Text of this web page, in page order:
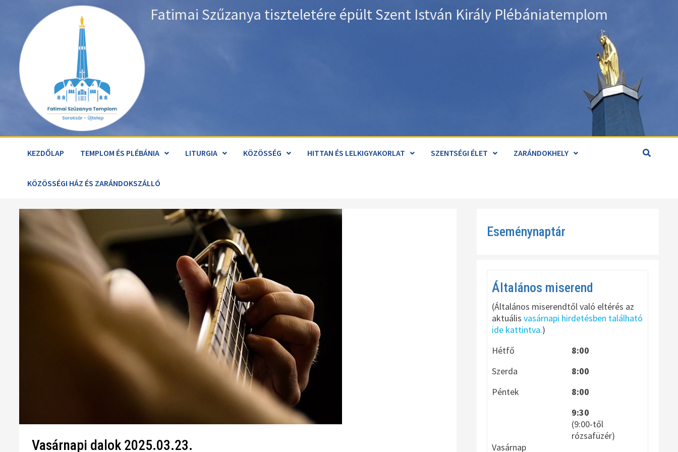
Fatimai Szűzanya tiszteletére épült Szent István Király Plébániatemplom
KEZDŐLAP TEMPLOM ÉS PLÉBÁNIA LITURGIA KÖZÖSSÉG HITTAN ÉS LELKIGYAKORLAT SZENTSÉGI ÉLET ZARÁNDOKHELY
KÖZÖSSÉGI HÁZ ÉS ZARÁNDOKSZÁLLÓ
Vasárnapi dalok 2025.03.23.
Eseménynaptár
Általános miserend
(Általános miserendtől való eltérés az
aktuálisvasárnapi hirdetésben található
ide kattintva.)
Hétfő
8:00
Szerda
8:00
Péntek
8:00
Vasárnap
9:30
(9:00-től
rózsafüzér)